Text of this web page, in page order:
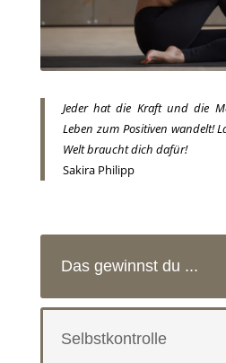
Jeder hat die Kraft und die
Leben zum Positiven wandelt!
Welt braucht dich dafür!
Sakira Philipp
Das gewinnst du ...
Selbstkontrolle